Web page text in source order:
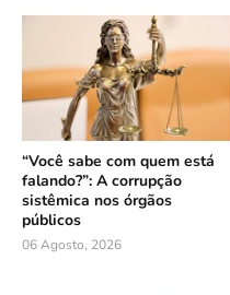
“Você sabe com quem está
falando?”: A corrupção
sistêmica nos órgãos
públicos
06 Agosto, 2026